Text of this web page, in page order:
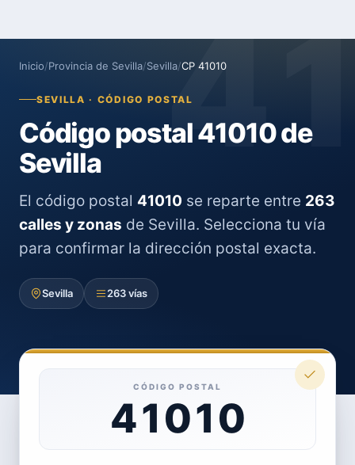
Inicio/Provincia de Sevilla/Sevilla/CP 41010
SEVILLA · CÓDIGO POSTAL
Código postal 41010 de
Sevilla
El código postal 41010 se reparte entre 263
calles y zonas de Sevilla. Selecciona tu vía
para confirmar la dirección postal exacta.
Sevilla 263 vías
CÓDIGO POSTAL
41010